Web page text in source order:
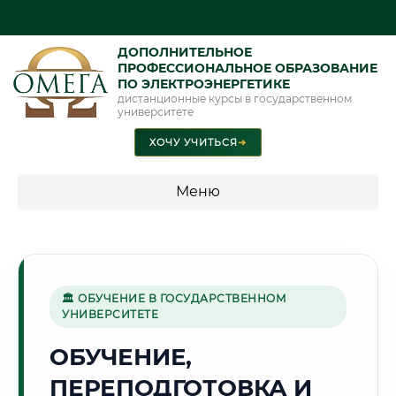
ДОПОЛНИТЕЛЬНОЕ
ПРОФЕССИОНАЛЬНОЕ ОБРАЗОВАНИЕ
ПО ЭЛЕКТРОЭНЕРГЕТИКЕ
дистанционные курсы в государственном
университете
ХОЧУ УЧИТЬСЯ➜
Меню
🏔️
Г. ЧИТА
🏛 ОБУЧЕНИЕ В ГОСУДАРСТВЕННОМ
УНИВЕРСИТЕТЕ
ОБУЧЕНИЕ,
ПЕРЕПОДГОТОВКА И